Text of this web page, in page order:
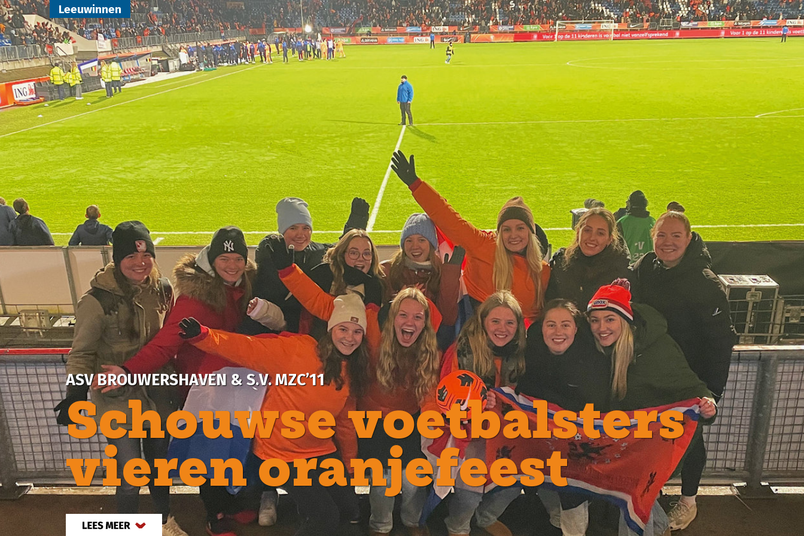
Leeuwinnen
ASV BROUWERSHAVEN & S.V. MZC’11
Schouwse voetbalsters
vieren oranjefeest